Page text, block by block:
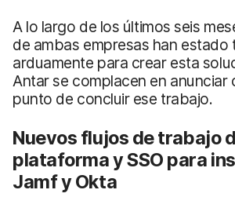
A lo largo de los últimos seis
de ambas empresas han estado
arduamente para crear esta
Antar se complacen en anunciar
punto de concluir ese trabajo.
Nuevos flujos de trabajo
plataforma y SSO para
Jamf y Okta